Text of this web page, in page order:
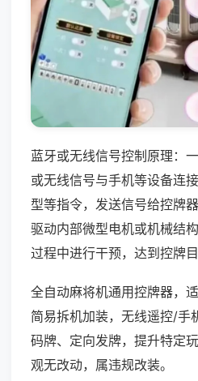
蓝牙或无线信号控制原理：
或无线信号与手机等设备连
型等指令，发送信号给控牌
驱动内部微型电机或机械结
过程中进行干预，达到控牌目
全自动麻将机通用控牌器，
简易拆机加装，无线遥控/手
码牌、定向发牌，提升特定
观无改动，属违规改装。